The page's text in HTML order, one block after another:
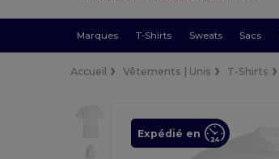
Marques T-Shirts Sweats Sacs
Accueil Vêtements | Unis T-Shirts
Expédié en